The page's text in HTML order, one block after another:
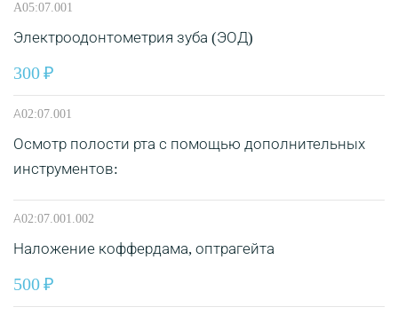
A05:07.001
Электроодонтометрия зуба (ЭОД)
300
А02:07.001
Осмотр полости рта с помощью дополнительных
инструментов:
А02:07.001.002
Наложение коффердама, оптрагейта
500